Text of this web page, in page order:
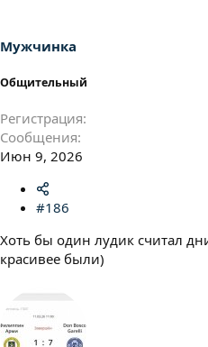
Мужчинка
Общительный
Регистрация
Сообщения
Июн 9, 2026
#186
Хоть бы один лудик считал
красивее были)